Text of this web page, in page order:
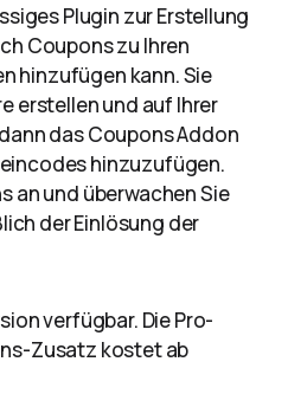
Plugin zur Erstellung
Coupons zu Ihren
hinzufügen kann. Sie
erstellen und auf Ihrer
das Coupons Addon
hinzuzufügen.
an und überwachen Sie
der Einlösung der
verfügbar. Die Pro-
Zusatz kostet ab